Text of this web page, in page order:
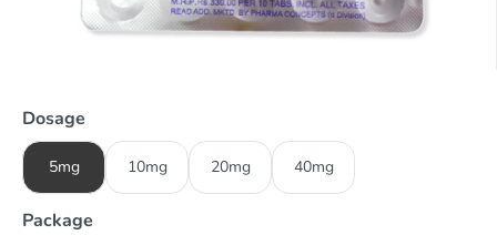
Dosage
5mg 10mg 20mg 40mg
Package